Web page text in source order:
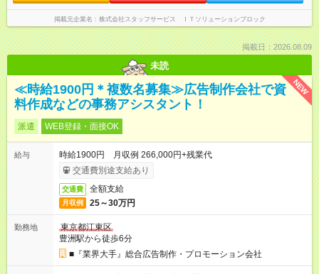
掲載元企業名 株式会社スタッフサービス ＩＴソリューションブロック
掲載日：2026.08.09
未読
NEW
≪時給1900円＊複数名募集≫広告制作会社で資
料作成などの事務アシスタント！
派遣 WEB登録・面接OK
給与
時給1900円 月収例 266,000円+残業代
交通費別途支給あり
交通費 全額支給
月収例 25～30万円
勤務地
東京都江東区
豊洲駅から徒歩6分
■『業界大手』総合広告制作・プロモーション会社